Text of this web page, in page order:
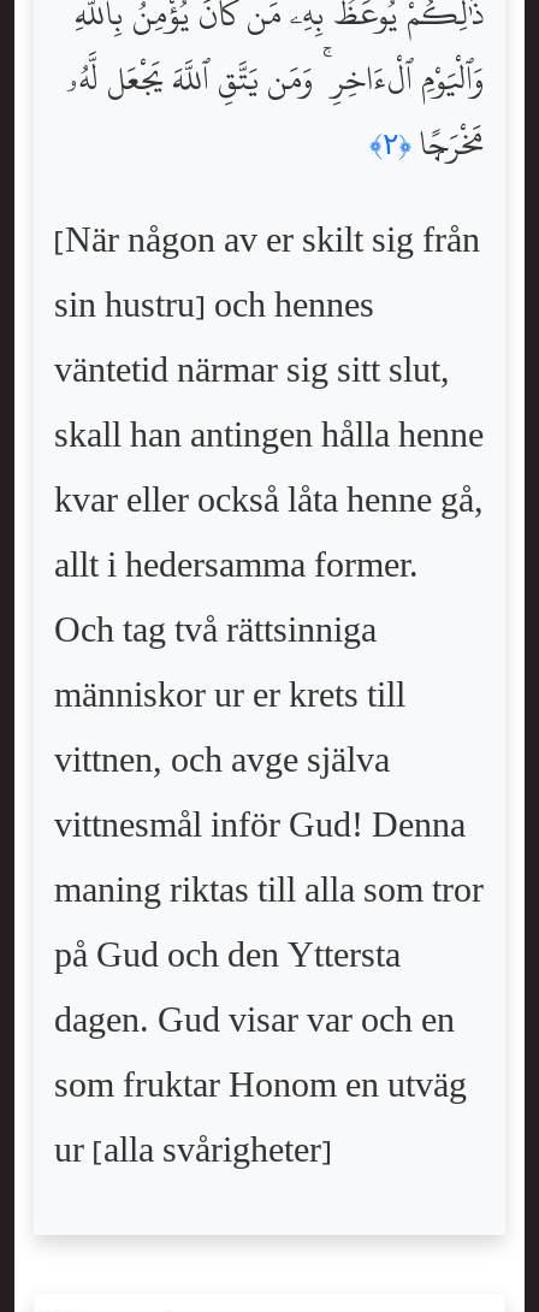
ذَٰلِكُمْ يُوعَظُ بِهِۦ مَن كَانَ يُؤْمِنُ بِٱللَّهِ
وَٱلْيَوْمِ ٱلْءَاخِرِ ۚ وَمَن يَتَّقِ ٱللَّهَ يَجْعَل لَّهُۥ
مَخْرَجًۭا ﴿٢﴾
[När någon av er skilt sig från
sin hustru] och hennes
väntetid närmar sig sitt slut,
skall han antingen hålla henne
kvar eller också låta henne gå,
allt i hedersamma former.
Och tag två rättsinniga
människor ur er krets till
vittnen, och avge själva
vittnesmål inför Gud! Denna
maning riktas till alla som tror
på Gud och den Yttersta
dagen. Gud visar var och en
som fruktar Honom en utväg
ur [alla svårigheter]